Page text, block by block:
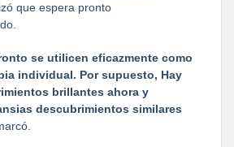
que espera pronto
se utilicen eficazmente como
individual. Por supuesto, Hay
brillantes ahora y
descubrimientos similares